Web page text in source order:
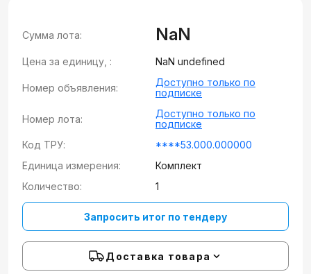
Сумма лота: NaN
Цена за единицу, : NaN undefined
Номер объявления:
Доступно только по
подписке
Номер лота:
Доступно только по
подписке
Код ТРУ:
****53.000.000000
Единица измерения:
Комплект
Количество:
1
Запросить итог по тендеру
Доставка товара